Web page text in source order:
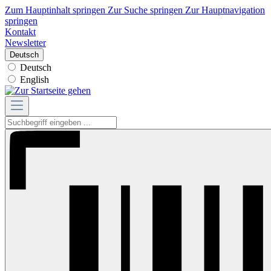
Zum Hauptinhalt springen Zur Suche springen Zur Hauptnavigation
springen
Kontakt
Newsletter
Deutsch
Deutsch
English